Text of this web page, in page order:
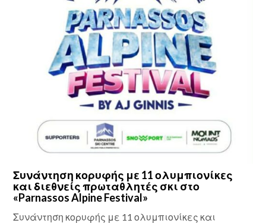
Συνάντηση κορυφής με 11 ολυμπιονίκες
και διεθνείς πρωταθλητές σκι στο
«Parnassos Alpine Festival»
Συνάντηση κορυφής με 11 ολυμπιονίκες και